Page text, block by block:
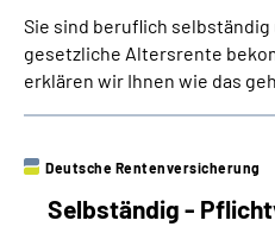
Sie sind beruflich
gesetzliche Altersrente
erklären wir Ihnen wie das
Selbständig -
Deutsche Rentenversicherung